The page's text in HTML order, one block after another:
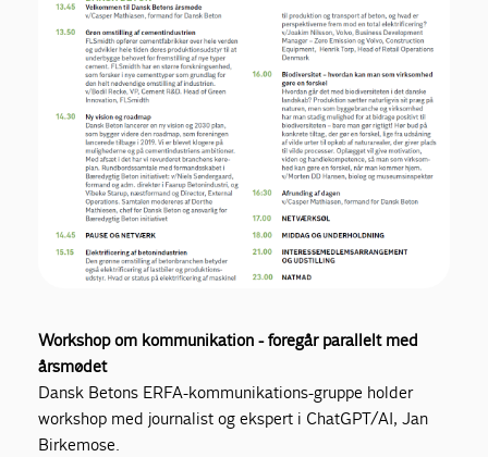
Workshop om kommunikation - foregår parallelt med
årsmødet
Dansk Betons ERFA-kommunikations-gruppe holder
workshop med journalist og ekspert i ChatGPT/AI, Jan
Birkemose.